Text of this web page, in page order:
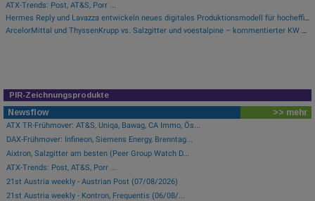
ATX-Trends: Post, AT&S, Porr ...
Hermes Reply und Lavazza entwickeln neues digitales Produktionsmodell für hocheffiziente Fertigung
ArcelorMittal und ThyssenKrupp vs. Salzgitter und voestalpine – kommentierter KW 32 Peer Group Watch Stahl
PIR-Zeichnungsprodukte
Newsflow >> mehr
ATX TR-Frühmover: AT&S, Uniqa, Bawag, CA Immo, Ös...
DAX-Frühmover: Infineon, Siemens Energy, Brenntag...
Aixtron, Salzgitter am besten (Peer Group Watch D...
ATX-Trends: Post, AT&S, Porr ...
21st Austria weekly - Austrian Post (07/08/2026)
21st Austria weekly - Kontron, Frequentis (06/08/...